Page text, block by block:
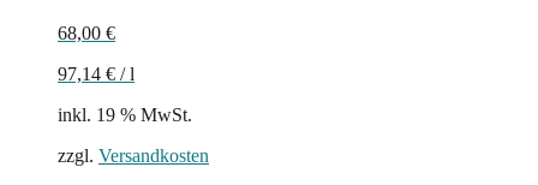
68,00 €
97,14 € /l
inkl. 19 % MwSt.
zzgl. Versandkosten